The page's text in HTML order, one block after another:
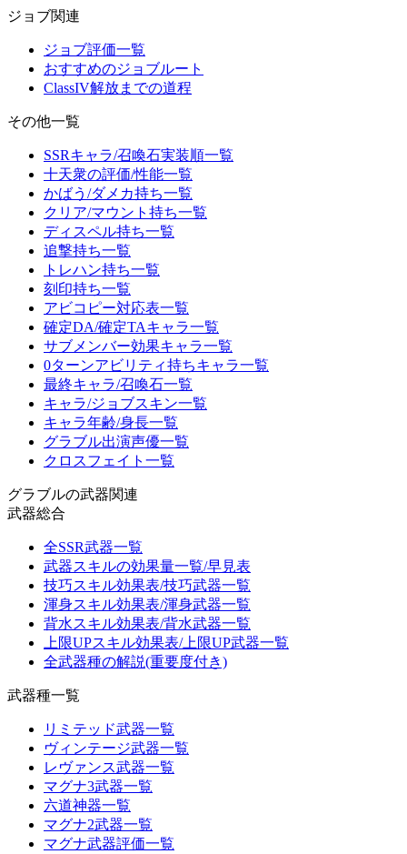
ジョブ関連
ジョブ評価一覧
おすすめのジョブルート
ClassIV解放までの道程
その他一覧
SSRキャラ/召喚石実装順一覧
十天衆の評価/性能一覧
かばう/ダメカ持ち一覧
クリア/マウント持ち一覧
ディスペル持ち一覧
追撃持ち一覧
トレハン持ち一覧
刻印持ち一覧
アビコピー対応表一覧
確定DA/確定TAキャラ一覧
サブメンバー効果キャラ一覧
0ターンアビリティ持ちキャラ一覧
最終キャラ/召喚石一覧
キャラ/ジョブスキン一覧
キャラ年齢/身長一覧
グラブル出演声優一覧
クロスフェイト一覧
グラブルの武器関連
武器総合
全SSR武器一覧
武器スキルの効果量一覧/早見表
技巧スキル効果表/技巧武器一覧
渾身スキル効果表/渾身武器一覧
背水スキル効果表/背水武器一覧
上限UPスキル効果表/上限UP武器一覧
全武器種の解説(重要度付き)
武器種一覧
リミテッド武器一覧
ヴィンテージ武器一覧
レヴァンス武器一覧
マグナ3武器一覧
六道神器一覧
マグナ2武器一覧
マグナ武器評価一覧